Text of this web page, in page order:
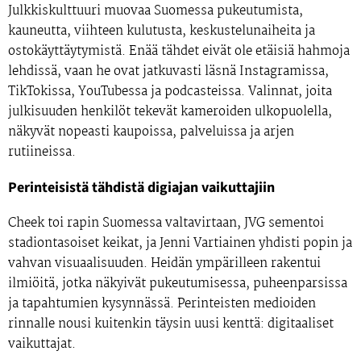
Julkkiskulttuuri muovaa Suomessa pukeutumista,
kauneutta, viihteen kulutusta, keskustelunaiheita ja
ostokäyttäytymistä. Enää tähdet eivät ole etäisiä hahmoja
lehdissä, vaan he ovat jatkuvasti läsnä Instagramissa,
TikTokissa, YouTubessa ja podcasteissa. Valinnat, joita
julkisuuden henkilöt tekevät kameroiden ulkopuolella,
näkyvät nopeasti kaupoissa, palveluissa ja arjen
rutiineissa.
Perinteisistä tähdistä digiajan vaikuttajiin
Cheek toi rapin Suomessa valtavirtaan, JVG sementoi
stadiontasoiset keikat, ja Jenni Vartiainen yhdisti popin ja
vahvan visuaalisuuden. Heidän ympärilleen rakentui
ilmiöitä, jotka näkyivät pukeutumisessa, puheenparsissa
ja tapahtumien kysynnässä. Perinteisten medioiden
rinnalle nousi kuitenkin täysin uusi kenttä: digitaaliset
vaikuttajat.